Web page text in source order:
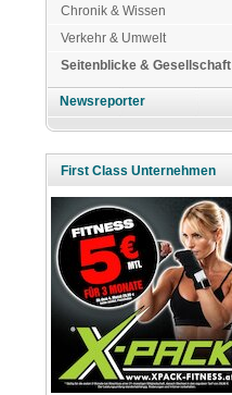
Chronik & Wissen
Verkehr & Umwelt
Seitenblicke & Gesellschaft
Newsreporter
First Class Unternehmen